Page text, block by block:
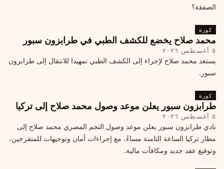
الصفقة؟
كورة
محمد صلاح يخضع للكشف الطبي في طرابزون سبور
٥ أغسطس ٢٠٢٦
يستعد محمد صلاح لإجراء إلى الكشف الطبي تمهيدا للانتقال إلى طرابزون
سبور.
كورة
طرابزون سبور يعلن موعد وصول محمد صلاح إلى تركيا
٥ أغسطس ٢٠٢٦
نادي طرابزون سبور يعلن موعد وصول النجم المصري محمد صلاح إلى
مطار تركيا الساعة الثامنة مساءً، مع إجراءات أمان وتوجيهات للمتفرجين،
وتوقيع عقد جديد ومكافآت مالية.